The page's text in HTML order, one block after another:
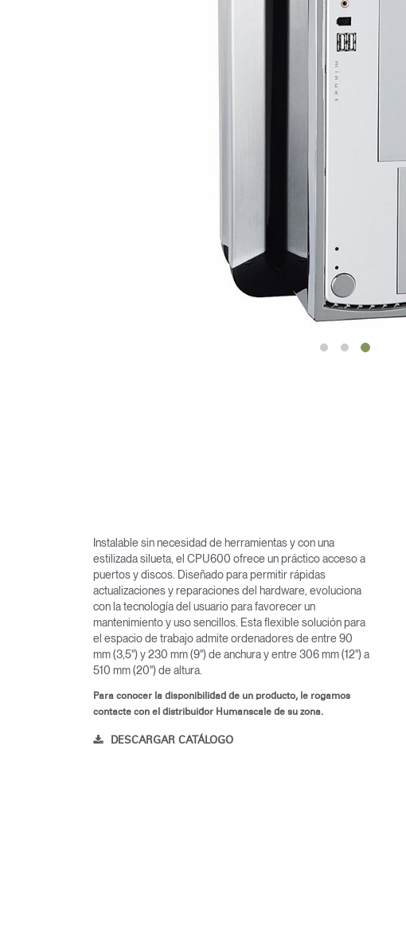
Instalable sin necesidad de herramientas y con una
estilizada silueta, el CPU600 ofrece un práctico acceso a
puertos y discos. Diseñado para permitir rápidas
actualizaciones y reparaciones del hardware, evoluciona
con la tecnología del usuario para favorecer un
mantenimiento y uso sencillos. Esta flexible solución para
el espacio de trabajo admite ordenadores de entre 90
mm (3,5") y 230 mm (9") de anchura y entre 306 mm (12") a
510 mm (20") de altura.
Para conocer la disponibilidad de un producto, le rogamos
contacte con el distribuidor Humanscale de su zona.
DESCARGAR CATÁLOGO